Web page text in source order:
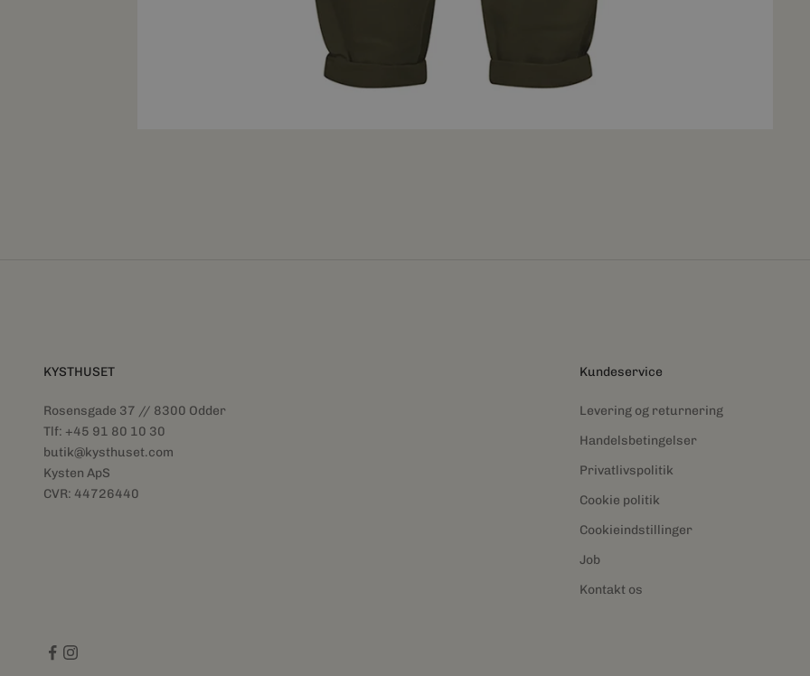
KYSTHUSET
Rosensgade 37 // 8300 Odder
Tlf: +45 91 80 10 30
butik@kysthuset.com
Kysten ApS
CVR: 44726440
Kundeservice
Levering og returnering
Handelsbetingelser
Privatlivspolitik
Cookie politik
Cookieindstillinger
Job
Kontakt os